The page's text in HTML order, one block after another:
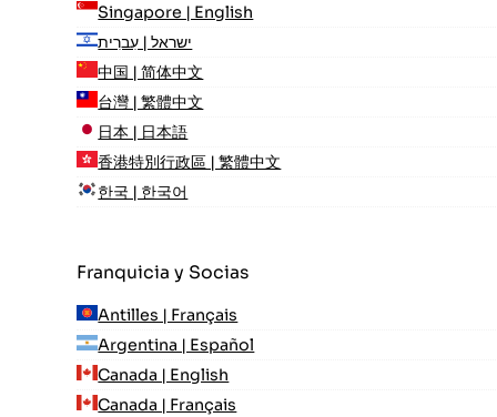
Singapore | English
ישראל | עִברִית
中国 | 简体中文
台灣 | 繁體中文
日本 | 日本語
香港特別行政區 | 繁體中文
한국 | 한국어
Franquicia y Socias
Antilles | Français
Argentina | Español
Canada | English
Canada | Français